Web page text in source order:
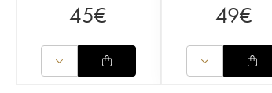
45€ 49€